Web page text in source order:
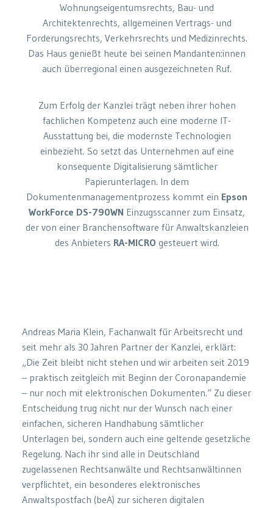
Wohnungseigentumsrechts, Bau- und
Architektenrechts, allgemeinen Vertrags- und
Forderungsrechts, Verkehrsrechts und Medizinrechts.
Das Haus genießt heute bei seinen Mandanten:innen
auch überregional einen ausgezeichneten Ruf.
Zum Erfolg der Kanzlei trägt neben ihrer hohen
fachlichen Kompetenz auch eine moderne IT-
Ausstattung bei, die modernste Technologien
einbezieht. So setzt das Unternehmen auf eine
konsequente Digitalisierung sämtlicher
Papierunterlagen. In dem
Dokumentenmanagementprozess kommt ein Epson
WorkForce DS-790WN Einzugsscanner zum Einsatz,
der von einer Branchensoftware für Anwaltskanzleien
des Anbieters RA-MICRO gesteuert wird.
Andreas Maria Klein, Fachanwalt für Arbeitsrecht und
seit mehr als 30 Jahren Partner der Kanzlei, erklärt:
„Die Zeit bleibt nicht stehen und wir arbeiten seit 2019
– praktisch zeitgleich mit Beginn der Coronapandemie
– nur noch mit elektronischen Dokumenten.“ Zu dieser
Entscheidung trug nicht nur der Wunsch nach einer
einfachen, sicheren Handhabung sämtlicher
Unterlagen bei, sondern auch eine geltende gesetzliche
Regelung. Nach ihr sind alle in Deutschland
zugelassenen Rechtsanwälte und Rechtsanwältinnen
verpflichtet, ein besonderes elektronisches
Anwaltspostfach (beA) zur sicheren digitalen